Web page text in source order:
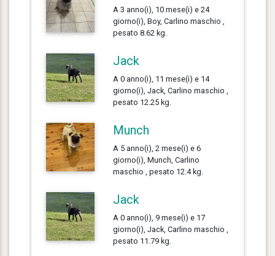
A 3 anno(i), 10 mese(i) e 24
giorno(i), Boy, Carlino maschio ,
pesato 8.62 kg.
Jack
A 0 anno(i), 11 mese(i) e 14
giorno(i), Jack, Carlino maschio ,
pesato 12.25 kg.
Munch
A 5 anno(i), 2 mese(i) e 6
giorno(i), Munch, Carlino
maschio , pesato 12.4 kg.
Jack
A 0 anno(i), 9 mese(i) e 17
giorno(i), Jack, Carlino maschio ,
pesato 11.79 kg.